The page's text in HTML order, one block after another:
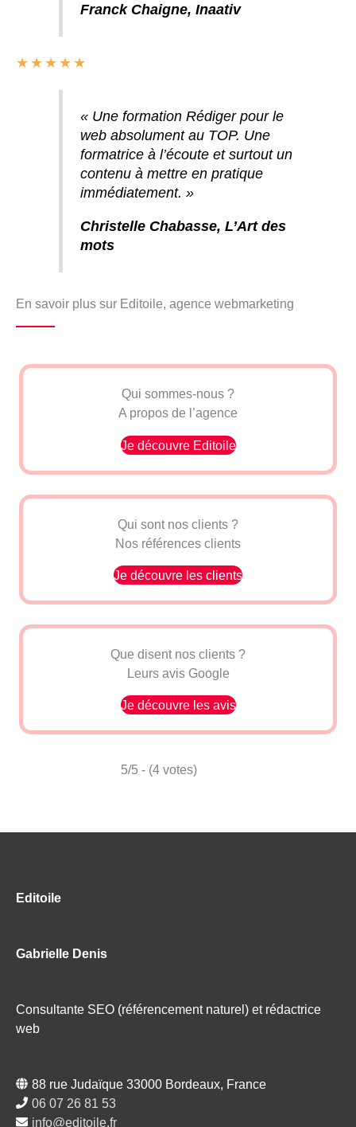
Franck Chaigne, Inaativ
★ ★ ★ ★ ★
« Une formation Rédiger pour le
web absolument au TOP. Une
formatrice à l’écoute et surtout un
contenu à mettre en pratique
immédiatement. »
Christelle Chabasse, L’Art des
mots
En savoir plus sur Editoile, agence webmarketing
Qui sommes-nous ?
A propos de l’agence
Je découvre Editoile
Qui sont nos clients ?
Nos références clients
Je découvre les clients
Que disent nos clients ?
Leurs avis Google
Je découvre les avis
5/5 - (4 votes)
Editoile
Gabrielle Denis
Consultante SEO (référencement naturel) et rédactrice
web
88 rue Judaïque 33000 Bordeaux, France
06 07 26 81 53
info@editoile.fr